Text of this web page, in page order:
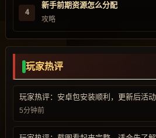
4
新手前期资源怎么分配
攻略
玩家热评
玩家热评：安卓包安装顺利，更新后活动
5分钟前